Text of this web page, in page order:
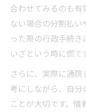
合わせてみるのも有
ない場合の分割払
った際の行政手続き
いざという時に慌て
さらに、実際に通
考にしながら、自
ことが大切です。